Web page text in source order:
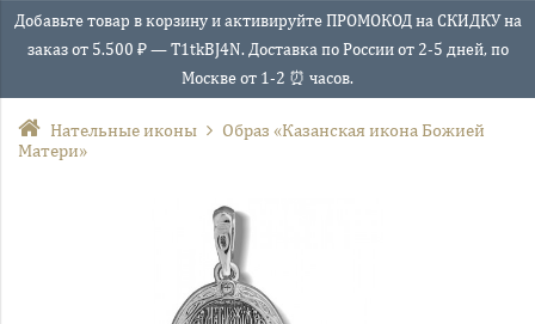
Добавьте товар в корзину и активируйте ПРОМОКОД на СКИДКУ на
заказ от 5.500 ₽ — T1tkBJ4N. Доставка по России от 2-5 дней, по
Москве от 1-2 ⏰ часов.
Нательные иконы
Образ «Казанская икона Божией
Матери»